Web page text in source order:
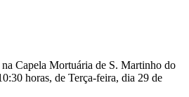
Capela Mortuária de S. Martinho do
horas, de Terça-feira, dia 29 de